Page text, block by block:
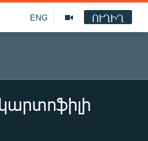
ENG ՈՒՂԻՂ